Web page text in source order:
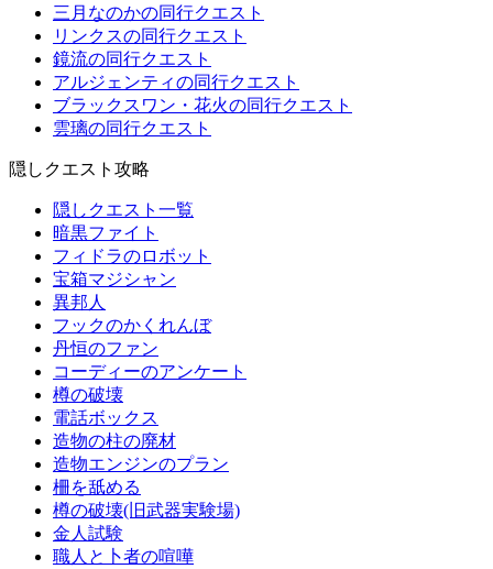
三月なのかの同行クエスト
リンクスの同行クエスト
鏡流の同行クエスト
アルジェンティの同行クエスト
ブラックスワン・花火の同行クエスト
雲璃の同行クエスト
隠しクエスト攻略
隠しクエスト一覧
暗黒ファイト
フィドラのロボット
宝箱マジシャン
異邦人
フックのかくれんぼ
丹恒のファン
コーディーのアンケート
樽の破壊
電話ボックス
造物の柱の廃材
造物エンジンのプラン
柵を舐める
樽の破壊(旧武器実験場)
金人試験
職人と卜者の喧嘩